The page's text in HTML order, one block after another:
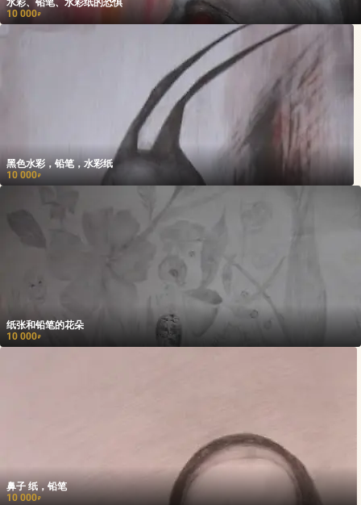
水彩、铅笔、水彩纸的恐惧
10 000₽
黑色水彩，铅笔，水彩纸
10 000₽
纸张和铅笔的花朵
10 000₽
鼻子 纸，铅笔
10 000₽